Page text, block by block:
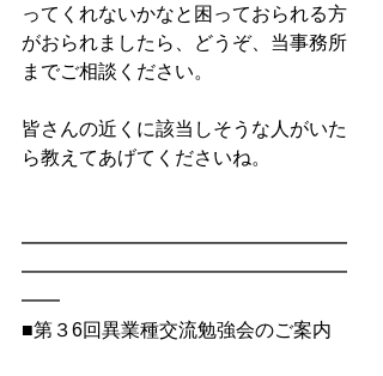
ってくれないかなと困っておられる方
がおられましたら、どうぞ、当事務所
までご相談ください。
皆さんの近くに該当しそうな人がいた
ら教えてあげてくださいね。
━━━━━━━━━━━━━━━━━
━━━━━━━━━━━━━━━━━
━━
■第３6回異業種交流勉強会のご案内